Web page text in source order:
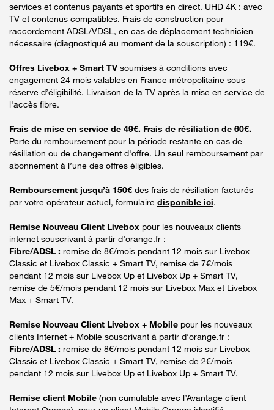
services et contenus payants et sportifs en direct. UHD 4K : avec
TV et contenus compatibles. Frais de construction pour
raccordement ADSL/VDSL, en cas de déplacement technicien
nécessaire (diagnostiqué au moment de la souscription) : 119€.
Offres Livebox + Smart TV soumises à conditions avec
engagement 24 mois valables en France métropolitaine sous
réserve d’éligibilité. Livraison de la TV après la mise en service de
l'accès fibre.
Frais de mise en service de 49€. Frais de résiliation de 60€.
Perte du remboursement pour la période restante en cas de
résiliation ou de changement d'offre. Un seul remboursement par
abonnement à l’une des offres éligibles.
Remboursement jusqu’à 150€ des frais de résiliation facturés
par votre opérateur actuel, formulaire disponible ici.
Remise Nouveau Client Livebox pour les nouveaux clients
internet souscrivant à partir d’orange.fr :
Fibre/ADSL : remise de 8€/mois pendant 12 mois sur Livebox
Classic et Livebox Classic + Smart TV, remise de 7€/mois
pendant 12 mois sur Livebox Up et Livebox Up + Smart TV,
remise de 5€/mois pendant 12 mois sur Livebox Max et Livebox
Max + Smart TV.
Remise Nouveau Client Livebox + Mobile pour les nouveaux
clients Internet + Mobile souscrivant à partir d’orange.fr :
Fibre/ADSL : remise de 8€/mois pendant 12 mois sur Livebox
Classic et Livebox Classic + Smart TV, remise de 2€/mois
pendant 12 mois sur Livebox Up et Livebox Up + Smart TV.
Remise client Mobile (non cumulable avec l’Avantage client